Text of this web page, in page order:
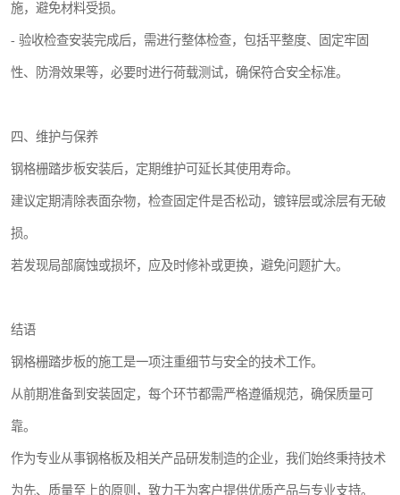
施，避免材料受损。
- 验收检查安装完成后，需进行整体检查，包括平整度、固定牢固
性、防滑效果等，必要时进行荷载测试，确保符合安全标准。
四、维护与保养
钢格栅踏步板安装后，定期维护可延长其使用寿命。
建议定期清除表面杂物，检查固定件是否松动，镀锌层或涂层有无破
损。
若发现局部腐蚀或损坏，应及时修补或更换，避免问题扩大。
结语
钢格栅踏步板的施工是一项注重细节与安全的技术工作。
从前期准备到安装固定，每个环节都需严格遵循规范，确保质量可
靠。
作为专业从事钢格板及相关产品研发制造的企业，我们始终秉持技术
为先、质量至上的原则，致力于为客户提供优质产品与专业支持。